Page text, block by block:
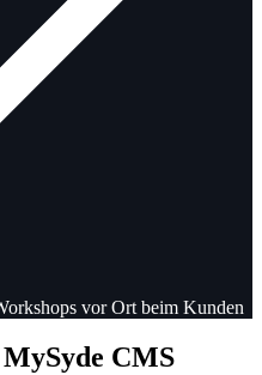
vor Ort beim Kunden
CMS